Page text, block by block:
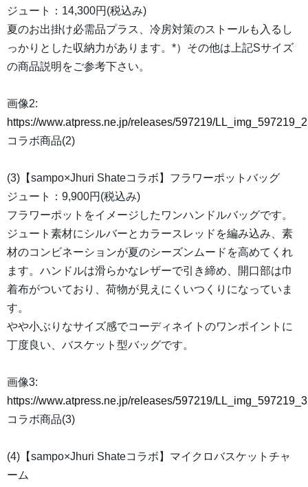
ジュート：14,300円(税込み)
夏のお出掛け必需品プラス、冷房対策のストールも入るし
っかりとした収納力があります。*）その他は上記Sサイズ
の商品説明をご参考下さい。
画像2:
https://www.atpress.ne.jp/releases/597219/
コラボ商品(2)
(3)【sampo×Jhuri Shateコラボ】フラワーポットバッグ
ジュート：9,900円(税込み)
フラワーポットをイメージしたワンハンドルバッグです。
ジュート素材にシルバーとカラースレッドを編み込み、素
材のコンビネーションが夏のシーズンムードを高めてくれ
ます。ハンドルは滑らかなレザーで引き締め、開口部は巾
着布がついており、荷物が見えにくいつくりになっていま
す。
やや小ぶりなサイズ感でコーディネイトのワンポイントに
丁度良い、バスケット型バッグです。
画像3:
https://www.atpress.ne.jp/releases/597219/
コラボ商品(3)
(4)【sampo×Jhuri Shateコラボ】マイクロバスケットチャ
ーム